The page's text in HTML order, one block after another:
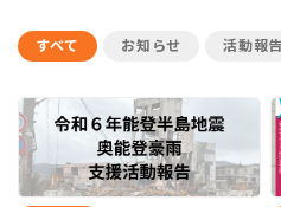
すべて お知らせ 活動報告